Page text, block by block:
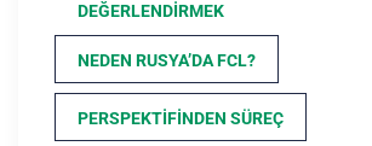
DEĞERLENDIRMEK
NEDEN RUSYA’DA FCL?
PERSPEKTIFINDEN SÜREÇ